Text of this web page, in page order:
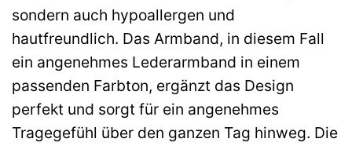
sondern auch hypoallergen und
hautfreundlich. Das Armband, in diesem Fall
ein angenehmes Lederarmband in einem
passenden Farbton, ergänzt das Design
perfekt und sorgt für ein angenehmes
Tragegefühl über den ganzen Tag hinweg. Die